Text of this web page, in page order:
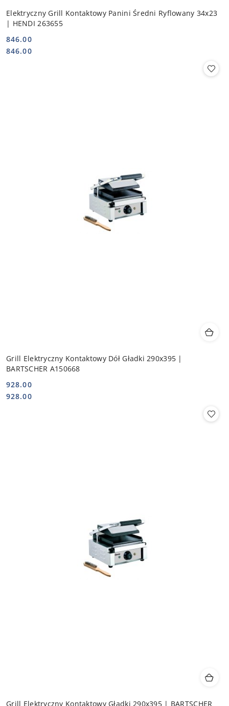
Elektryczny Grill Kontaktowy Panini Średni Ryflowany 34x23
| HENDI 263655
Cena:
846.00
Cena:
846.00
Grill Elektryczny Kontaktowy Dół Gładki 290x395 |
BARTSCHER A150668
Cena:
928.00
Cena:
928.00
Grill Elektryczny Kontaktowy Gładki 290x395 | BARTSCHER